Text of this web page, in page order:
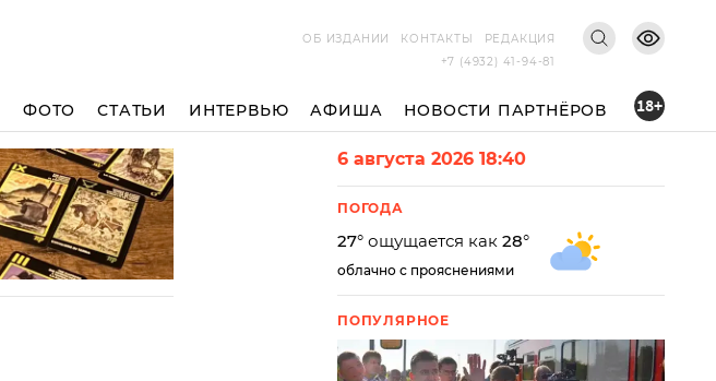
ОБ ИЗДАНИИ
КОНТАКТЫ
РЕДАКЦИЯ
+7 (4932) 41-94-81
ФОТО СТАТЬИ ИНТЕРВЬЮ АФИША НОВОСТИ ПАРТНЁРОВ 18+
6 августа 2026 18:40
ПОГОДА
27° ощущается как 28°
облачно с прояснениями
ПОПУЛЯРНОЕ